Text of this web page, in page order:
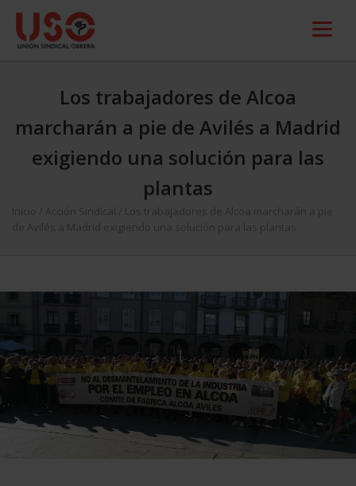
Los trabajadores de Alcoa
marcharán a pie de Avilés a Madrid
exigiendo una solución para las
plantas
Inicio Acción Sindical
Los trabajadores de Alcoa marcharán a pie
de Avilés a Madrid exigiendo una solución para las plantas